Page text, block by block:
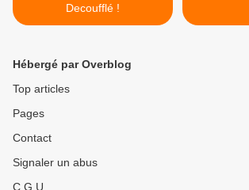
Decoufflé !
Hébergé par Overblog
Top articles
Pages
Contact
Signaler un abus
C.G.U.